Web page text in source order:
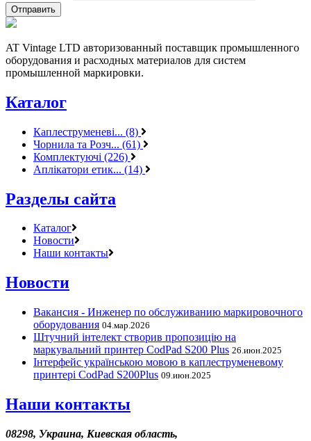
AT Vintage LTD авторизованный поставщик промышленного
оборудования и расходных материалов для систем
промышленной маркировки.
Каталог
Каплеструменеві... (8)
Чорнила та Розч... (61)
Комплектуючі (226)
Аплікатори етик... (14)
Разделы сайта
Каталог
Новости
Наши контакты
Новости
Вакансия - Инженер по обслуживанию маркировочного
оборудования 04.мар.2026
Штучний інтелект створив пропозицію на
маркувальний принтер CodPad S200 Plus 26.июн.2025
Інтерфейс українською мовою в каплеструменевому
принтері CodPad S200Plus 09.июн.2025
Наши контакты
08298, Украина, Киевская область,